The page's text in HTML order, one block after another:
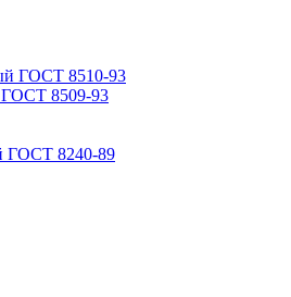
ГОСТ 8510-93
ГОСТ 8509-93
ГОСТ 8240-89